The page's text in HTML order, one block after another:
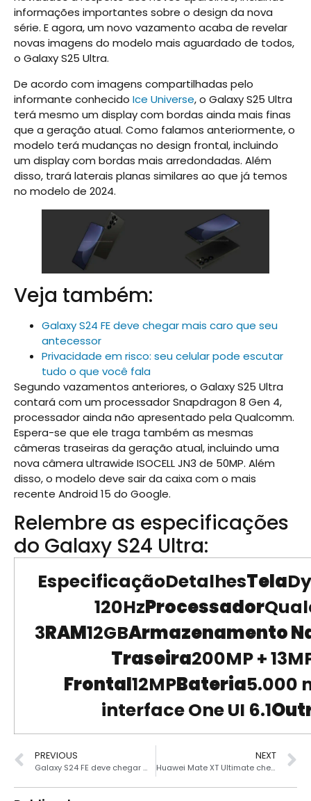
informações importantes sobre o design da nova
série. E agora, um novo vazamento acaba de revelar
novas imagens do modelo mais aguardado de todos,
o Galaxy S25 Ultra.
De acordo com imagens compartilhadas pelo
informante conhecido Ice Universe, o Galaxy S25 Ultra
terá mesmo um display com bordas ainda mais finas
que a geração atual. Como falamos anteriormente, o
modelo terá mudanças no design frontal, incluindo
um display com bordas mais arredondadas. Além
disso, trará laterais planas similares ao que já temos
no modelo de 2024.
Veja também:
Galaxy S24 FE deve chegar mais caro que seu
antecessor
Privacidade em risco: seu celular pode escutar
tudo o que você fala
Segundo vazamentos anteriores, o Galaxy S25 Ultra
contará com um processador Snapdragon 8 Gen 4,
processador ainda não apresentado pela Qualcomm.
Espera-se que ele traga também as mesmas
câmeras traseiras da geração atual, incluindo uma
nova câmera ultrawide ISOCELL JN3 de 50MP. Além
disso, o modelo deve sair da caixa com o mais
recente Android 15 do Google.
Relembre as especificações
do Galaxy S24 Ultra:
EspecificaçãoDetalhesTela
120HzProcessador
3RAM12GBArmazenamento
Traseira200MP +
Frontal12MPBateria5.000
interface One UI 6.1
PREVIOUS
Galaxy S24 FE deve chegar mais caro que seu antecessor
NEXT
Huawei Mate XT Ultimate chega com duas dobras e 16GB de RAM